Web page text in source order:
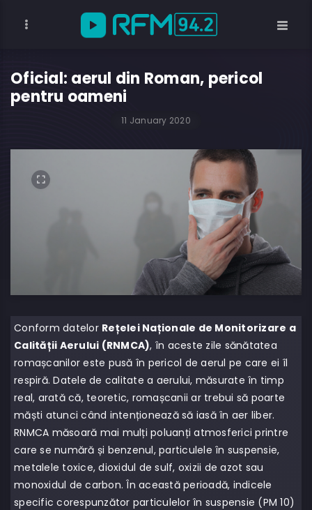
Oficial: aerul din Roman, pericol
pentru oameni
11 January 2020
Conform datelor Rețelei Naționale de Monitorizare a
Calității Aerului (RNMCA), în aceste zile sănătatea
romașcanilor este pusă în pericol de aerul pe care ei îl
respiră. Datele de calitate a aerului, măsurate în timp
real, arată că, teoretic, romașcanii ar trebui să poarte
măști atunci când intenționează să iasă în aer liber.
RNMCA măsoară mai mulți poluanți atmosferici printre
care se numără și benzenul, particulele în suspensie,
metalele toxice, dioxidul de sulf, oxizii de azot sau
monoxidul de carbon. În această perioadă, indicele
specific corespunzător particulelor în suspensie (PM 10)